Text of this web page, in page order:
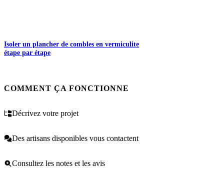
Isoler un plancher de combles en vermiculite
étape par étape
COMMENT ÇA FONCTIONNE
Décrivez votre projet
Des artisans disponibles vous contactent
Consultez les notes et les avis